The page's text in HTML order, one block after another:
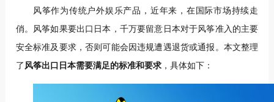
风筝作为传统户外娱乐产品，近年来，在国际市场持续走
俏。风筝如果要出口日本，千万要留意日本对于风筝准入的主要
安全标准及要求，否则可能会因违规遭遇退货或通报。本文整理
了 风筝出口日本需要满足的标准和要求，具体如下：